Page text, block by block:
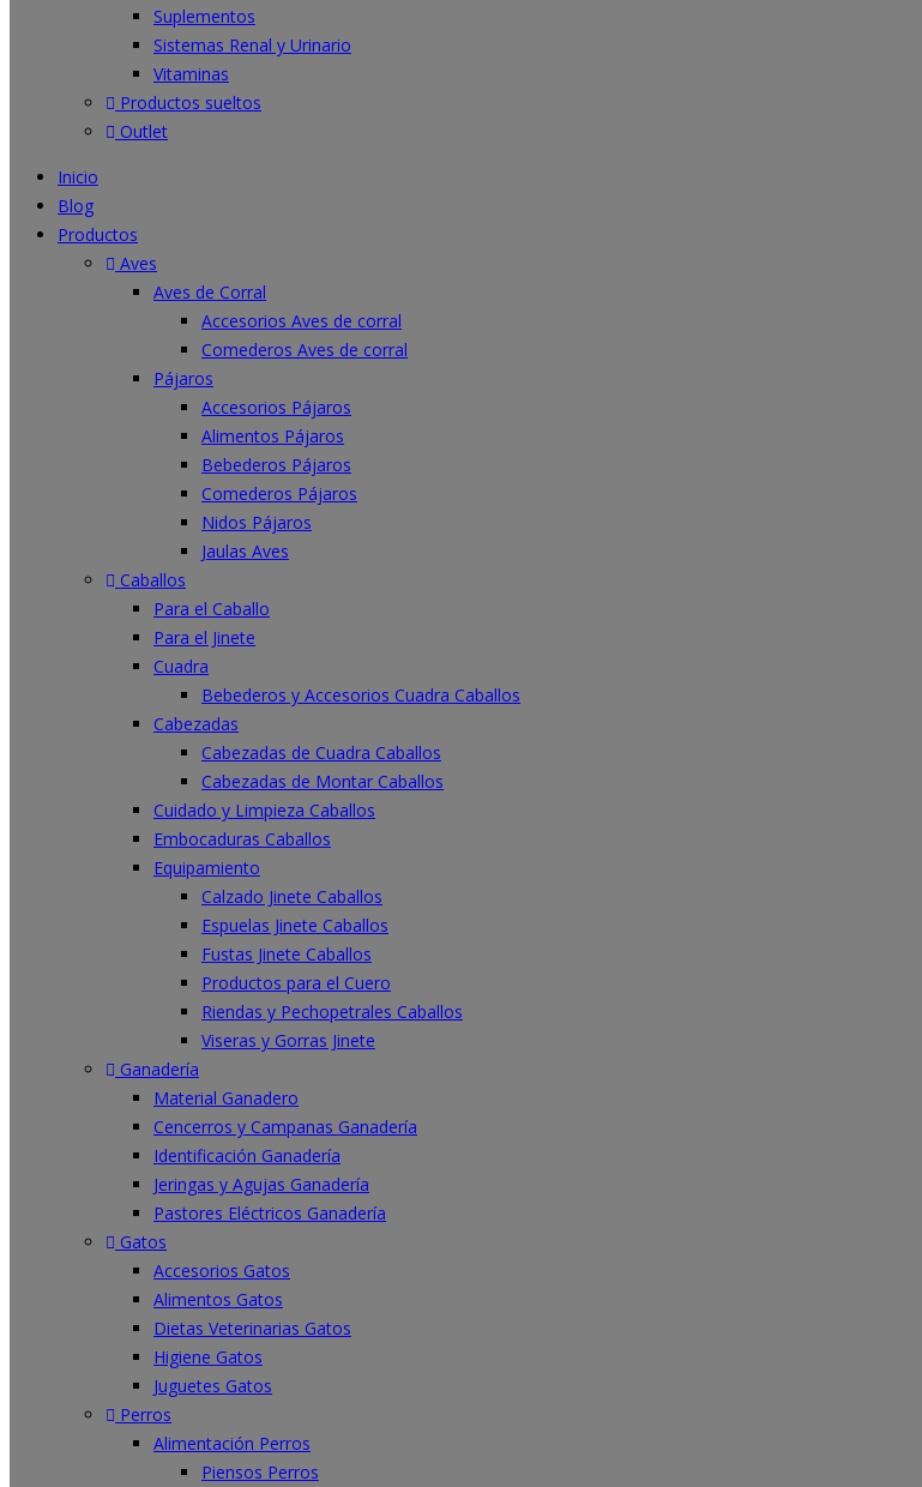
Suplementos
Sistemas Renal y Urinario
Vitaminas
Productos sueltos
Outlet
Inicio
Blog
Productos
Aves
Aves de Corral
Accesorios Aves de corral
Comederos Aves de corral
Pájaros
Accesorios Pájaros
Alimentos Pájaros
Bebederos Pájaros
Comederos Pájaros
Nidos Pájaros
Jaulas Aves
Caballos
Para el Caballo
Para el Jinete
Cuadra
Bebederos y Accesorios Cuadra Caballos
Cabezadas
Cabezadas de Cuadra Caballos
Cabezadas de Montar Caballos
Cuidado y Limpieza Caballos
Embocaduras Caballos
Equipamiento
Calzado Jinete Caballos
Espuelas Jinete Caballos
Fustas Jinete Caballos
Productos para el Cuero
Riendas y Pechopetrales Caballos
Viseras y Gorras Jinete
Ganadería
Material Ganadero
Cencerros y Campanas Ganadería
Identificación Ganadería
Jeringas y Agujas Ganadería
Pastores Eléctricos Ganadería
Gatos
Accesorios Gatos
Alimentos Gatos
Dietas Veterinarias Gatos
Higiene Gatos
Juguetes Gatos
Perros
Alimentación Perros
Piensos Perros